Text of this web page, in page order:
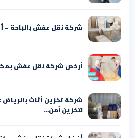
شركة نقل عفش بالباحة –
أرخص شركة نقل عفش
شركة تخزين أثاث بالرياض
لتخزين آمن…